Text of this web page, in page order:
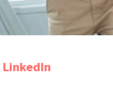
LinkedIn